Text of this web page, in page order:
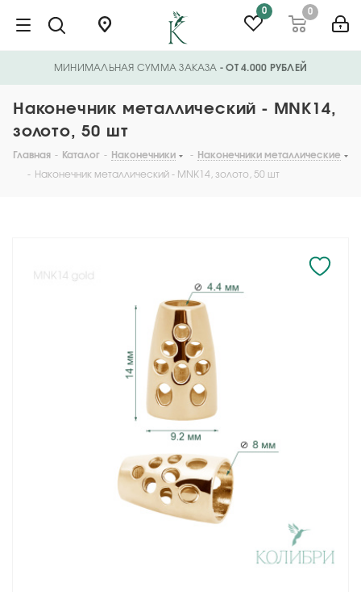
0 0
МИНИМАЛЬНАЯ СУММА ЗАКАЗА - ОТ 4.000 РУБЛЕЙ
Наконечник металлический - MNK14,
золото, 50 шт
Главная - Каталог - Наконечники - Наконечники металлические
- Наконечник металлический - MNK14, золото, 50 шт